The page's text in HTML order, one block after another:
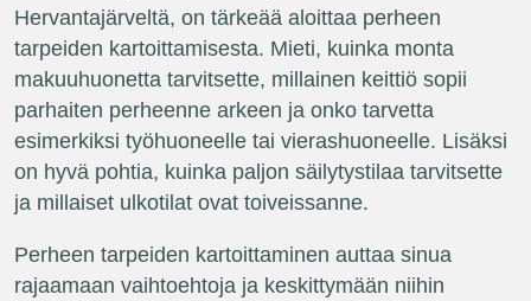
Hervantajärveltä, on tärkeää aloittaa perheen
tarpeiden kartoittamisesta. Mieti, kuinka monta
makuuhuonetta tarvitsette, millainen keittiö sopii
parhaiten perheenne arkeen ja onko tarvetta
esimerkiksi työhuoneelle tai vierashuoneelle. Lisäksi
on hyvä pohtia, kuinka paljon säilytystilaa tarvitsette
ja millaiset ulkotilat ovat toiveissanne.
Perheen tarpeiden kartoittaminen auttaa sinua
rajaamaan vaihtoehtoja ja keskittymään niihin